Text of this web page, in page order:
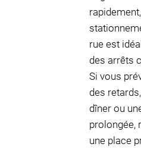
rue est
des arrêts
Si vous
des
dîner ou
prolongée,
une place